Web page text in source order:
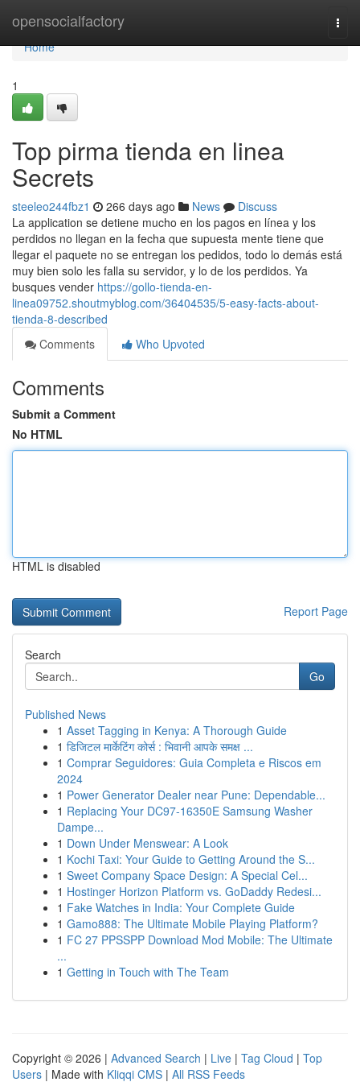
opensocialfactory
Home
Home
1
Top pirma tienda en linea
Secrets
steeleo244fbz1 266 days ago News
Discuss
La application se detiene mucho en los pagos en línea y los
perdidos no llegan en la fecha que supuesta mente tiene que
llegar el paquete no se entregan los pedidos, todo lo demás está
muy bien solo les falla su servidor, y lo de los perdidos. Ya
busques vender https://gollo-tienda-en-
linea09752.shoutmyblog.com/36404535/5-easy-facts-about-
tienda-8-described
Comments
Who Upvoted
Comments
Submit a Comment
No HTML
HTML is disabled
Report Page
Search
Go
Published News
1 Asset Tagging in Kenya: A Thorough Guide
1 डिजिटल मार्केटिंग कोर्स : भिवानी आपके समक्ष ...
1 Comprar Seguidores: Guia Completa e Riscos em
2024
1 Power Generator Dealer near Pune: Dependable...
1 Replacing Your DC97-16350E Samsung Washer
Dampe...
1 Down Under Menswear: A Look
1 Kochi Taxi: Your Guide to Getting Around the S...
1 Sweet Company Space Design: A Special Cel...
1 Hostinger Horizon Platform vs. GoDaddy Redesi...
1 Fake Watches in India: Your Complete Guide
1 Gamo888: The Ultimate Mobile Playing Platform?
1 FC 27 PPSSPP Download Mod Mobile: The Ultimate
...
1 Getting in Touch with The Team
Copyright © 2026 | Advanced Search | Live | Tag Cloud | Top
Users | Made with Kliqqi CMS | All RSS Feeds